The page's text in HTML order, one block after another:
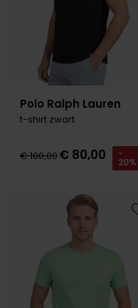
Polo Ralph Lauren
t-shirt zwart
€ 100,00€ 80,00 -
20%